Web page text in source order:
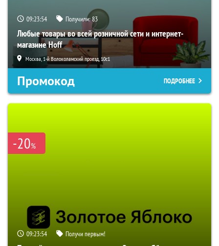
09:23:53 Получили:83
Любые товары во всей розничной сети и интернет-
магазине Hoff
Москва, 1-й Волоколамский проезд, 10с1
Промокод ПОДРОБНЕЕ
-20%
09:23:53 Получи первым!